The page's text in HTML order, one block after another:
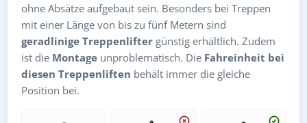
ohne Absätze aufgebaut sein. Besonders bei Treppen
mit einer Länge von bis zu fünf Metern sind
geradlinige Treppenlifter günstig erhältlich. Zudem
ist die Montage unproblematisch. Die Fahreinheit bei
diesen Treppenliften behält immer die gleiche
Position bei.